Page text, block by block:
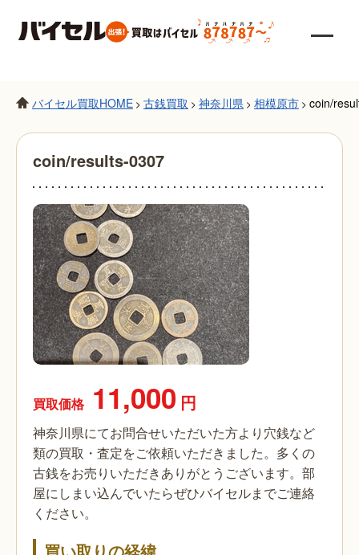
バイセル買取HOME > 古銭買取 > 神奈川県 > 相模原市 > coin/
coin/results-0307
買取価格 11,000 円
神奈川県にてお問合せいただいた方より穴銭など
類の買取・査定をご依頼いただきました。多くの
古銭をお売りいただきありがとうございます。部
屋にしまい込んでいたらぜひバイセルまでご連絡
ください。